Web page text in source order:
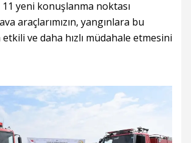
11 yeni konuşlanma noktası
araçlarımızın, yangınlara bu
ve daha hızlı müdahale etmesini